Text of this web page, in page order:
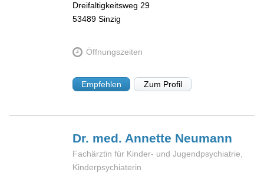
Dreifaltigkeitsweg 29
53489 Sinzig
Öffnungszeiten
Empfehlen Zum Profil
Dr. med. Annette Neumann
Fachärztin für Kinder- und Jugendpsychiatrie,
Kinderpsychiaterin